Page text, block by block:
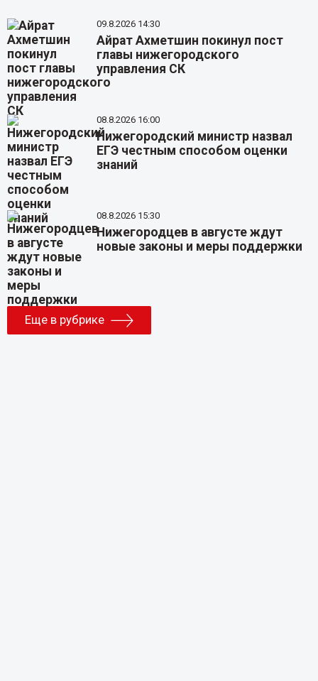
09.8.2026 14:30
Айрат Ахметшин покинул пост
главы нижегородского
управления СК
08.8.2026 16:00
Нижегородский министр назвал
ЕГЭ честным способом оценки
знаний
08.8.2026 15:30
Нижегородцев в августе ждут
новые законы и меры поддержки
Еще в рубрике